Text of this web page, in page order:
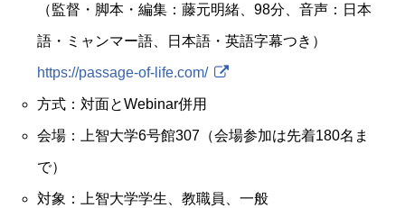
（監督・脚本・編集：藤元明緒、98分、音声：日本
語・ミャンマー語、日本語・英語字幕つき）
https://passage-of-life.com/
方式：対面とWebinar併用
会場：上智大学6号館307（会場参加は先着180名ま
で）
対象：上智大学学生、教職員、一般